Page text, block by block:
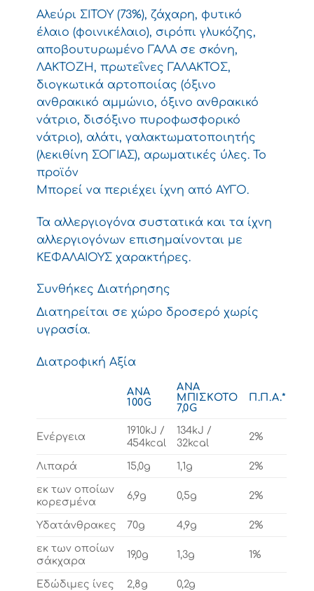
Αλεύρι ΣΙΤΟΥ (73%), ζάχαρη, φυτικό
έλαιο (φοινικέλαιο), σιρόπι γλυκόζης,
αποβουτυρωμένο ΓΑΛΑ σε σκόνη,
ΛΑΚΤΟΖΗ, πρωτεΐνες ΓΑΛΑΚΤΟΣ,
διογκωτικά αρτοποιίας (όξινο
ανθρακικό αμμώνιο, όξινο ανθρακικό
νάτριο, δισόξινο πυροφωσφορικό
νάτριο), αλάτι, γαλακτωματοποιητής
(λεκιθίνη ΣΟΓΙΑΣ), αρωματικές ύλες. Το
προϊόν
Μπορεί να περιέχει ίχνη από ΑΥΓΟ.
Τα αλλεργιογόνα συστατικά και τα ίχνη
αλλεργιογόνων επισημαίνονται με
ΚΕΦΑΛΑΙΟΥΣ χαρακτήρες.
Συνθήκες Διατήρησης
Διατηρείται σε χώρο δροσερό χωρίς
υγρασία.
Διατροφική Αξία
ΑΝΆ
100G
ΑΝΆ
ΜΠΙΣΚΌΤΟ
7,0G
Π.Π.Α.*
Ενέργεια
1910kJ /
454kcal
134kJ /
32kcal
2%
Λιπαρά 15,0g 1,1g 2%
εκ των οποίων
κορεσμένα
6,9g 0,5g 2%
Υδατάνθρακες 70g 4,9g 2%
εκ των οποίων
σάκχαρα
19,0g 1,3g 1%
Εδώδιμες ίνες 2,8g 0,2g